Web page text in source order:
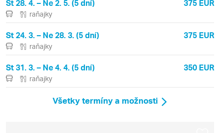
St 28. 4. – Ne 2. 5. (5 dní) 375 EUR
raňajky
St 24. 3. – Ne 28. 3. (5 dní) 375 EUR
raňajky
St 31. 3. – Ne 4. 4. (5 dní) 350 EUR
raňajky
Všetky termíny a možnosti